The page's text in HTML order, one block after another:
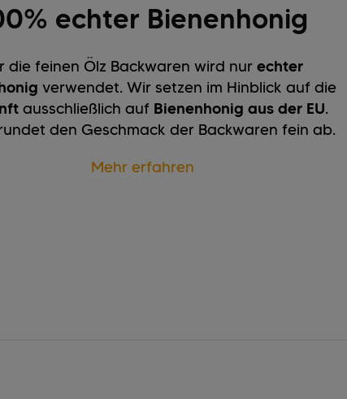
echter Bienenhonig
die feinen Ölz Backwaren wird nur echter
verwendet. Wir setzen im Hinblick auf die
ausschließlich auf Bienenhonig aus der EU.
den Geschmack der Backwaren fein ab.
Mehr erfahren